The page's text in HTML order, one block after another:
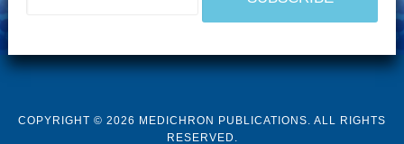
COPYRIGHT © 2026 MEDICHRON PUBLICATIONS. ALL RIGHTS
RESERVED.